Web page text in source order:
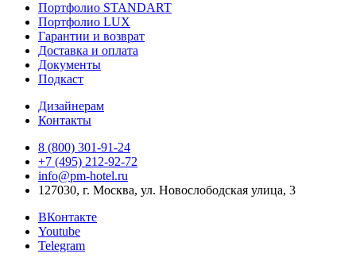
Портфолио STANDART
Портфолио LUX
Гарантии и возврат
Доставка и оплата
Документы
Подкаст
Дизайнерам
Контакты
8 (800) 301‑91‑24
+7 (495) 212‑92‑72
info@pm-hotel.ru
127030, г. Москва, ул. Новослободская улица, 3
ВКонтакте
Youtube
Telegram